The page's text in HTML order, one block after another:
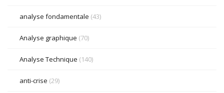
analyse fondamentale (43)
Analyse graphique (70)
Analyse Technique (140)
anti-crise (29)